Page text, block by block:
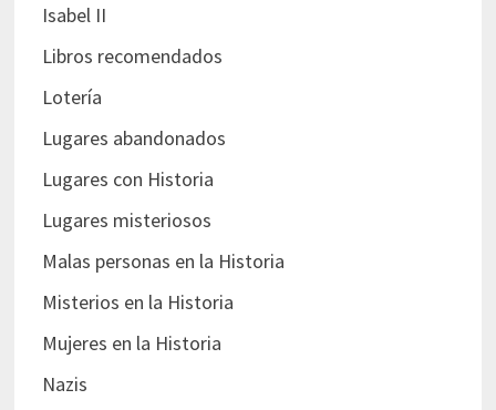
Isabel II
Libros recomendados
Lotería
Lugares abandonados
Lugares con Historia
Lugares misteriosos
Malas personas en la Historia
Misterios en la Historia
Mujeres en la Historia
Nazis